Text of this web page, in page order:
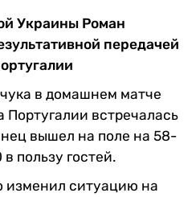
Украины Роман
передачей
в домашнем матче
Португалии встречалась
вышел на поле на 58-
пользу гостей.
изменил ситуацию на